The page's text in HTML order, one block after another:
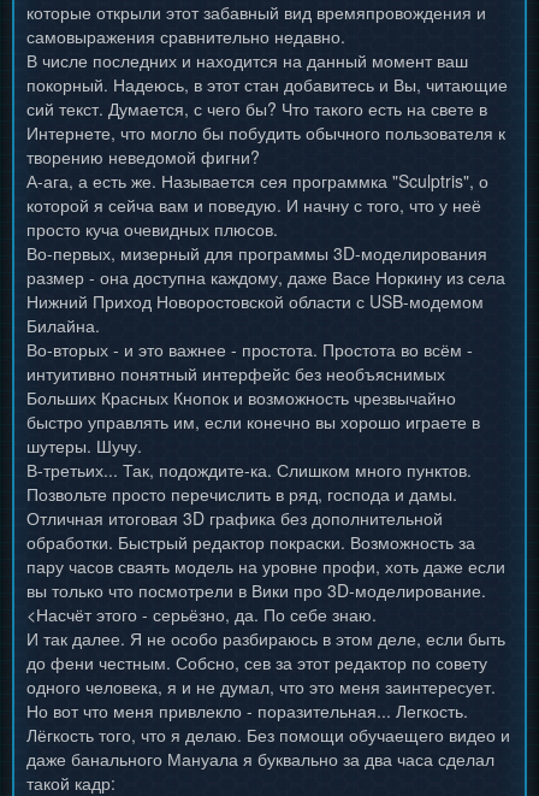
которые открыли этот забавный вид времяпровождения и
самовыражения сравнительно недавно.
В числе последних и находится на данный момент ваш
покорный. Надеюсь, в этот стан добавитесь и Вы, читающие
сий текст. Думается, с чего бы? Что такого есть на свете в
Интернете, что могло бы побудить обычного пользователя к
творению неведомой фигни?
А-ага, а есть же. Называется сея программка "Sculptris", о
которой я сейча вам и поведую. И начну с того, что у неё
просто куча очевидных плюсов.
Во-первых, мизерный для программы 3D-моделирования
размер - она доступна каждому, даже Васе Норкину из села
Нижний Приход Новоростовской области с USB-модемом
Билайна.
Во-вторых - и это важнее - простота. Простота во всём -
интуитивно понятный интерфейс без необъяснимых
Больших Красных Кнопок и возможность чрезвычайно
быстро управлять им, если конечно вы хорошо играете в
шутеры. Шучу.
В-третьих... Так, подождите-ка. Слишком много пунктов.
Позвольте просто перечислить в ряд, господа и дамы.
Отличная итоговая 3D графика без дополнительной
обработки. Быстрый редактор покраски. Возможность за
пару часов сваять модель на уровне профи, хоть даже если
вы только что посмотрели в Вики про 3D-моделирование.
<Насчёт этого - серьёзно, да. По себе знаю.
И так далее. Я не особо разбираюсь в этом деле, если быть
до фени честным. Собсно, сев за этот редактор по совету
одного человека, я и не думал, что это меня заинтересует.
Но вот что меня привлекло - поразительная... Легкость.
Лёгкость того, что я делаю. Без помощи обучаещего видео и
даже банального Мануала я буквально за два часа сделал
такой кадр: